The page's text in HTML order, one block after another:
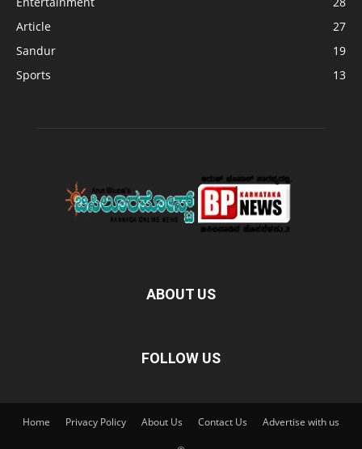
Article
27
Sandur
19
Sports
13
ABOUT US
FOLLOW US
Home Privacy Policy About Us Contact Us Advertise with us